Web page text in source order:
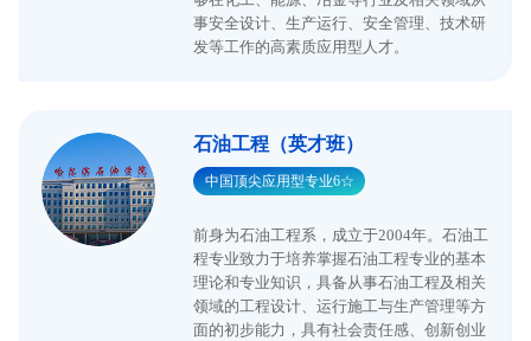
事安全设计、生产运行、安全管理、技术研
发等工作的高素质应用型人才。
石油工程（英才班）
中国顶尖应用型专业6☆
前身为石油工程系，成立于2004年。石油工
程专业致力于培养掌握石油工程专业的基本
理论和专业知识，具备从事石油工程及相关
领域的工程设计、运行施工与生产管理等方
面的初步能力，具有社会责任感、创新创业